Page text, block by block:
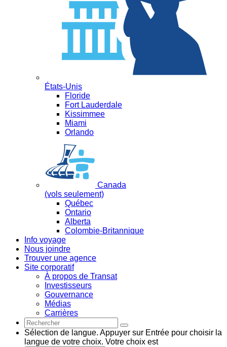
États-Unis
Floride
Fort Lauderdale
Kissimmee
Miami
Orlando
Canada
(vols seulement)
Québec
Ontario
Alberta
Colombie-Britannique
Info voyage
Nous joindre
Trouver une agence
Site corporatif
À propos de Transat
Investisseurs
Gouvernance
Médias
Carrières
Sélection de langue. Appuyer sur Entrée pour choisir la
langue de votre choix. Votre choix est